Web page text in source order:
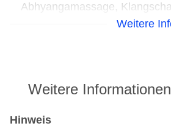
Abhyangamassage,
Lomimassage, Thaimassage,
Nachtkerzenölbad, Blütenbad,
Unterwassermassage,
Weitere
Weitere Informationen
Hinweis